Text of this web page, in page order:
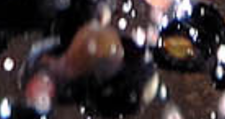
Οργανοληπτικά Χαρακτηριστικά:Ανοιχτό λεμονί χρώμα.
Πολύπλοκα τερπενικά αρώματα, περγαμόντο, έντονα μοσχάτα
αρώματα, τριαντάφυλλο
και άνθη γιασεμί.
Πληθωρικό, τερπενικά αρώματα, φλούδα γλυκού πορτοκάλι με
εντυπωσιακή επίμονη επίγευση.
Αρμονία Γεύσεων:
Θαλασσινά, ελαφριά ψάρια, οστρακοειδή,
φρικασέ λευκών κρεάτων
και κατσικίσια τυριά.